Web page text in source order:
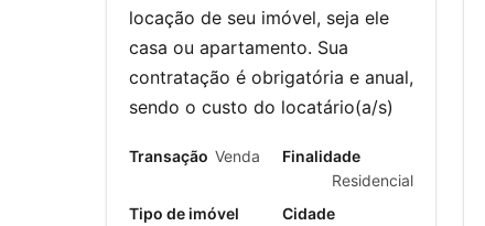
locação de seu imóvel, seja ele
casa ou apartamento. Sua
contratação é obrigatória e anual,
sendo o custo do locatário(a/s)
Transação Venda
Finalidade
Residencial
Tipo de imóvel
Cidade